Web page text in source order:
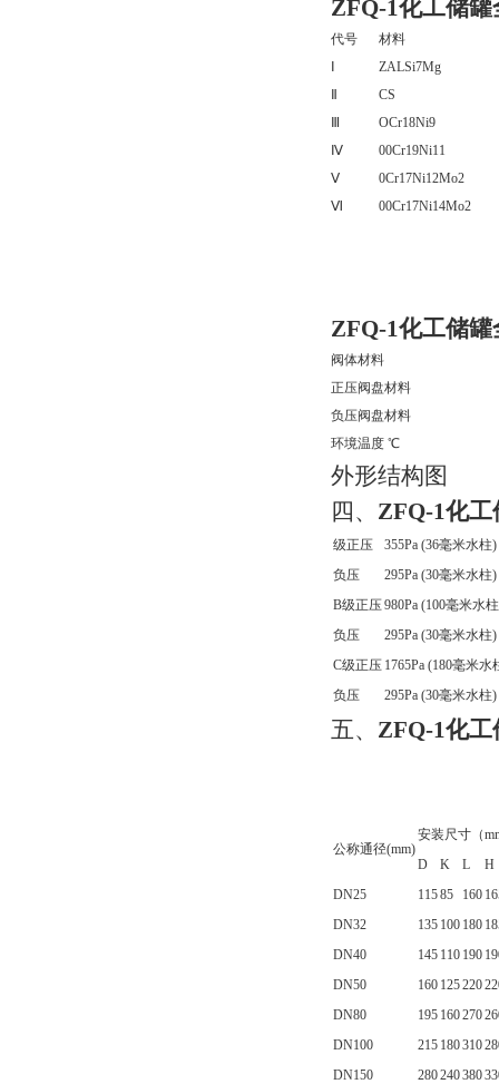
ZFQ-1化工储
代号
材料
ZALSi7Mg
CS
OCr18Ni9
Ⅳ
00Cr19Ni11
Ⅴ
0Cr17Ni12Mo2
Ⅵ
00Cr17Ni14Mo2
ZFQ-1化工储
阀体材料
正压阀盘材料
负压阀盘材料
环境温度 ℃
外形结构图
四、 ZFQ-1化
级正压
355Pa (36毫米水柱)
负压
295Pa (30毫米水柱)
B级正压980Pa (100毫米水
负压
295Pa (30毫米水柱)
C级正压 1765Pa (180毫米水
负压
295Pa (30毫米水柱)
五、 ZFQ-1化
公称通径(mm)
安装尺寸（
D
K L
H
DN25
11585 160
DN32
135 100 180
DN40
145 110 190
DN50
160 125220
DN80
195 160270
DN100
215 180310
DN150
280240380